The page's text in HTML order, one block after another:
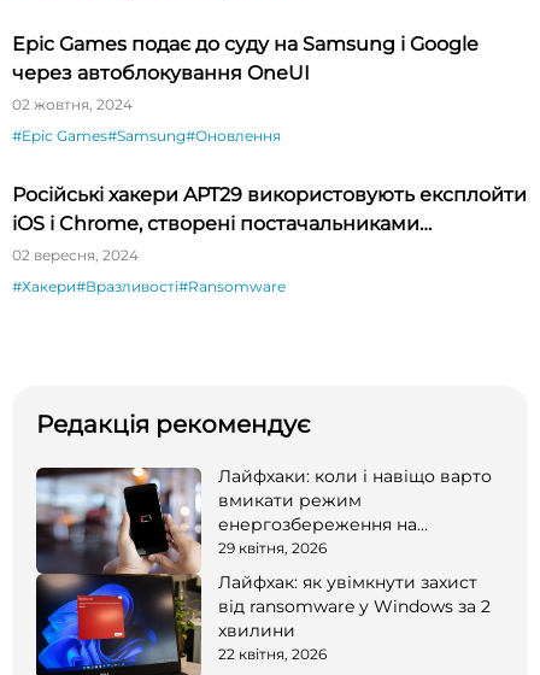
Epic Games подає до суду на Samsung і Google
через автоблокування OneUI
02 жовтня, 2024
#Epic Games#Samsung#Оновлення
Російські хакери APT29 використовують експлойти
iOS і Chrome, створені постачальниками
шпигунського ПЗ
02 вересня, 2024
#Хакери#Вразливості#Ransomware
Редакція рекомендує
Лайфхаки: коли і навіщо варто
вмикати режим
енергозбереження на
смартфоні
29 квітня, 2026
Лайфхак: як увімкнути захист
від ransomware у Windows за 2
хвилини
22 квітня, 2026